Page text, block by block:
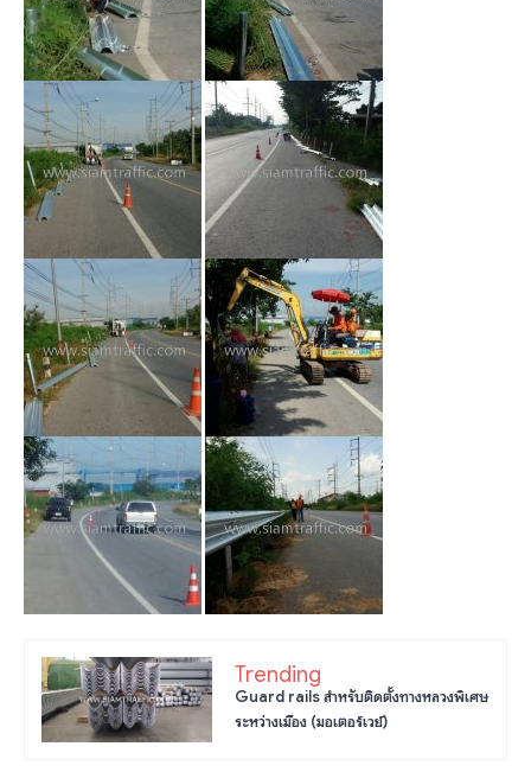
Trending
Guard rails สำหรับติดตั้งทางหลวงพิเศษ
ระหว่างเมือง (มอเตอร์เวย์)